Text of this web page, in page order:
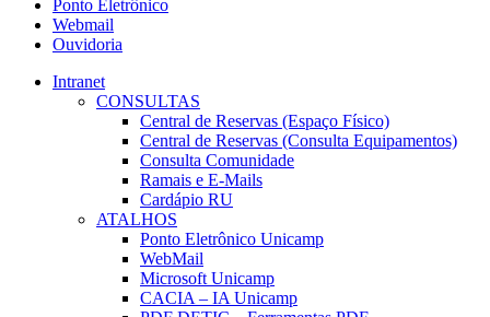
Ponto Eletrônico
Webmail
Ouvidoria
Intranet
CONSULTAS
Central de Reservas (Espaço Físico)
Central de Reservas (Consulta Equipamentos)
Consulta Comunidade
Ramais e E-Mails
Cardápio RU
ATALHOS
Ponto Eletrônico Unicamp
WebMail
Microsoft Unicamp
CACIA – IA Unicamp